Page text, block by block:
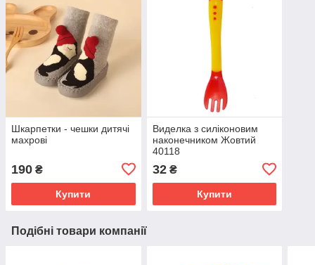
Шкарпетки - чешки дитячі
махрові
190 ₴
Купити
Виделка з силіконовим
наконечником Жовтий
40118
32₴
Купити
Подібні товари компанії